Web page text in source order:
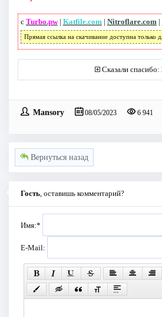
с Turbo.pw| Katfile.com| Nitroflare.com|
Прямая ссылка на скачивание доступна только
Сказали спасибо:
Mansory 08/05/2023 6 941
Вернуться назад
Гость, оставишь комментарий?
Имя:*
E-Mail: